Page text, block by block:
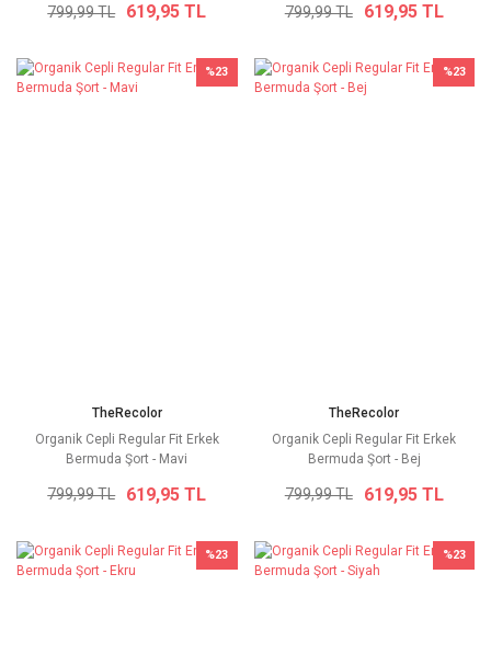
799,99 TL 619,95 TL 799,99 TL 619,95 TL
%23
TheRecolor
Organik Cepli Regular Fit Erkek
Bermuda Şort - Mavi
799,99 TL 619,95 TL
%23
TheRecolor
Organik Cepli Regular Fit Erkek
Bermuda Şort - Bej
799,99 TL 619,95 TL
%23 %23